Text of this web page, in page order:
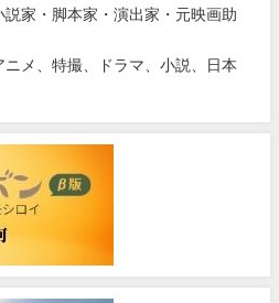
家・脚本家・演出家・元映画助
メ、特撮、ドラマ、小説、日本